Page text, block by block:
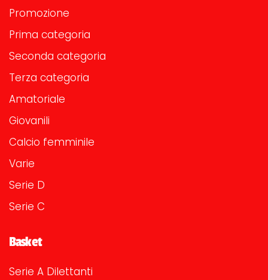
Promozione
Prima categoria
Seconda categoria
Terza categoria
Amatoriale
Giovanili
Calcio femminile
Varie
Serie D
Serie C
Basket
Serie A Dilettanti